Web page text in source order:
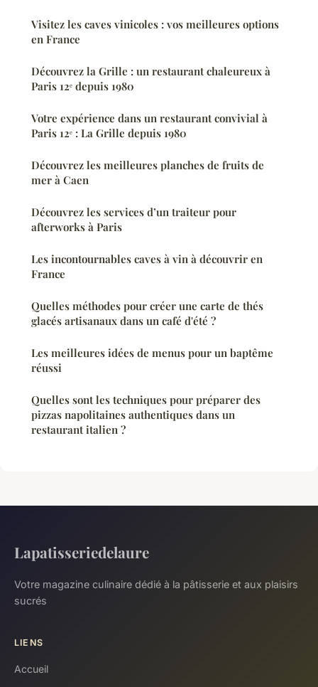
Visitez les caves vinicoles : vos meilleures options
en France
Découvrez la Grille : un restaurant chaleureux à
Paris 12ᵉ depuis 1980
Votre expérience dans un restaurant convivial à
Paris 12ᵉ : La Grille depuis 1980
Découvrez les meilleures planches de fruits de
mer à Caen
Découvrez les services d’un traiteur pour
afterworks à Paris
Les incontournables caves à vin à découvrir en
France
Quelles méthodes pour créer une carte de thés
glacés artisanaux dans un café d'été ?
Les meilleures idées de menus pour un baptême
réussi
Quelles sont les techniques pour préparer des
pizzas napolitaines authentiques dans un
restaurant italien ?
Lapatisseriedelaure
Votre magazine culinaire dédié à la pâtisserie et aux plaisirs
sucrés
LIENS
Accueil